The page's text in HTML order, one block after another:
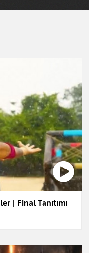
| Final Tanıtımı